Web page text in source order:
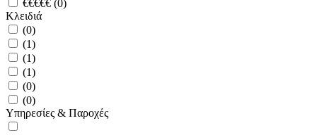
€€€€€ (0)
Κλειδιά
(0)
(1)
(1)
(1)
(0)
(0)
Υπηρεσίες & Παροχές